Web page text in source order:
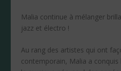
Malia continue à mélanger
jazz et électro !
Au rang des artistes qui ont
contemporain, Malia a